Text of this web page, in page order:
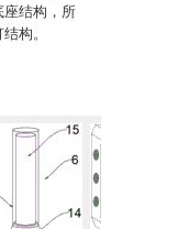
座结构，所
构。